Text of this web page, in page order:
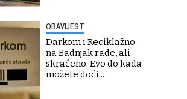
OBAVIJEST
Darkom i Reciklažno
na Badnjak rade, ali
skraćeno. Evo do kada
možete doći...